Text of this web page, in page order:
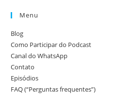
Menu
Blog
Como Participar do Podcast
Canal do WhatsApp
Contato
Episódios
FAQ (“Perguntas frequentes”)